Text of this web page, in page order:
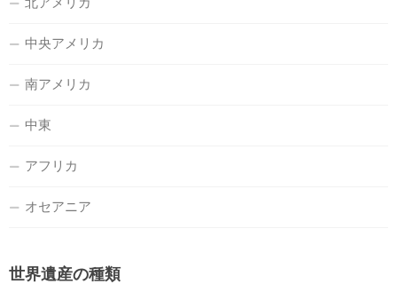
中央アメリカ
南アメリカ
中東
アフリカ
オセアニア
世界遺産の種類